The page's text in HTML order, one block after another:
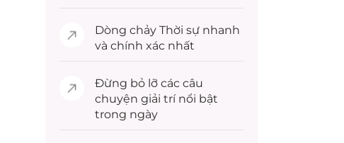
Dòng chảy Thời sự nhanh
và chính xác nhất
Đừng bỏ lỡ các câu
chuyện giải trínổi bật
trong ngày